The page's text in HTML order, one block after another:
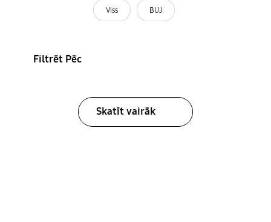
Viss BUJ
Filtrēt Pēc
Skatīt vairāk